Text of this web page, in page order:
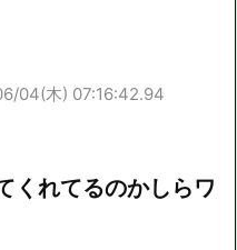
04(木) 07:16:42.94
くれてるのかしらワ